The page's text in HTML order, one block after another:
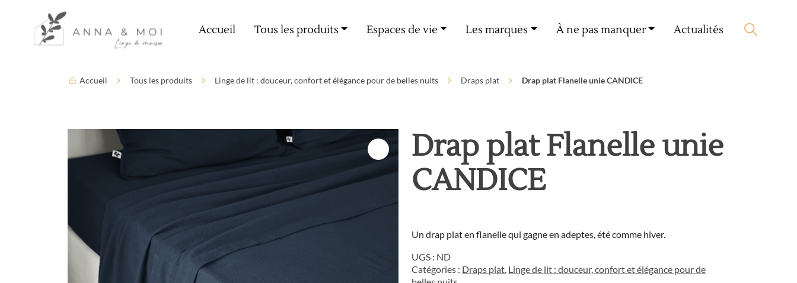
Paramètres d’accessibilité
Accueil Tous les produits Espaces de vie Les marques À ne pas manquer Actualités
Accueil Tous les produits Linge de lit : douceur, confort et élégance pour de belles nuits Draps plat Drap plat Flanelle unie CANDICE
Drap plat Flanelle unie
CANDICE
Un drap plat en flanelle qui gagne en adeptes, été comme hiver.
UGS : ND
Catégories : Draps plat, Linge de lit : douceur, confort et élégance pour de